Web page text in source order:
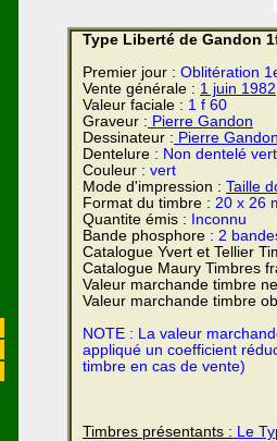
Type Liberté de Gandon
Premier jour : Oblitération
Vente générale : 1 juin 1982
Valeur faciale : 1 f 60
Graveur : Pierre Gandon
Dessinateur : Pierre
Dentelure : Non dentelé
Couleur : vert
Mode d'impression : Taille
Format du timbre : 20 x 26
Quantite émis :
Inconnu
Bande phosphore : 2
Catalogue Yvert et Tellier
Catalogue Maury Timbres
Valeur marchande timbre
Valeur marchande timbre
NOTE : La valeur
appliqué un coefficient
timbre en cas de vente)
Timbres présentants : Le